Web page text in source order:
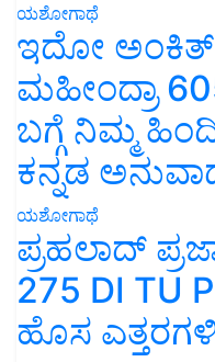
ಯಶೋಗಾಥೆ
ಇದೋ ಅಂಕಿತ್
ಮಹೀಂದ್ರಾ
ಬಗ್ಗೆ ನಿಮ್ಮ
ಕನ್ನಡ
ಯಶೋಗಾಥೆ
ಪ್ರಹಲಾದ್
275 DI TU
ಹೊಸ